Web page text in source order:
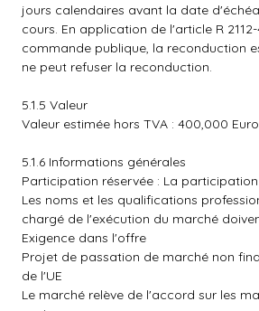
jours calendaires avant la date
cours. En application de l'article R
commande publique, la reconduction
ne peut refuser la reconduction.
5.1.5 Valeur
Valeur estimée hors TVA : 400,000 Euro
5.1.6 Informations générales
Participation réservée : La
Les noms et les qualifications
chargé de l'exécution du marché
Exigence dans l'offre
Projet de passation de marché non
de l'UE
Le marché relève de l'accord sur les